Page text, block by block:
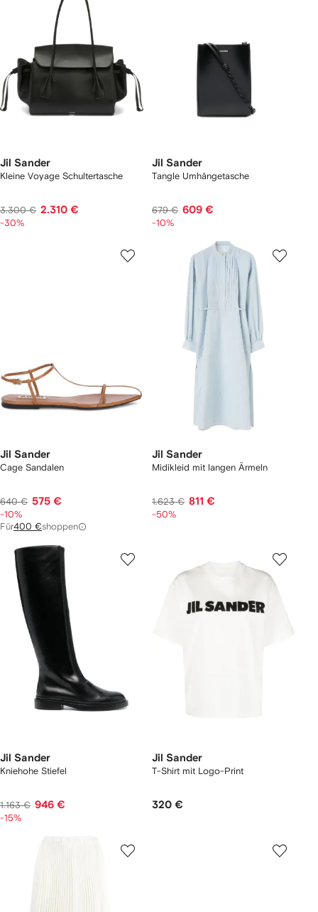
Jil Sander
Kleine Voyage Schultertasche
3.300 € 2.310 €
-30%
Jil Sander
Tangle Umhängetasche
679 € 609 €
-10%
Jil Sander
Cage Sandalen
640 € 575 €
-10%
Für400 €shoppen
Jil Sander
Midikleid mit langen Ärmeln
1.623 € 811 €
-50%
Jil Sander
Kniehohe Stiefel
1.163 € 946 €
-15%
Jil Sander
T-Shirt mit Logo-Print
320 €